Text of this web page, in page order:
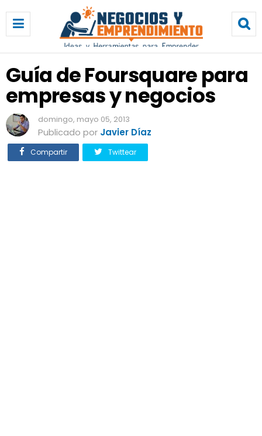
í
a
e
F
o
u
r
s
q
Guía de Foursquare para
empresas y negocios
domingo, mayo 05, 2013
Publicado por Javier Díaz
Compartir Twittear